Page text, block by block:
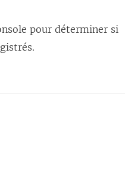
pour déterminer si